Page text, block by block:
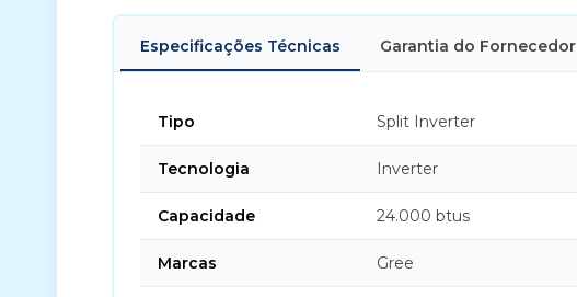
Especificações Técnicas Garantia do Fornecedor
Tipo Split Inverter
Tecnologia Inverter
Capacidade 24.000 btus
Marcas Gree